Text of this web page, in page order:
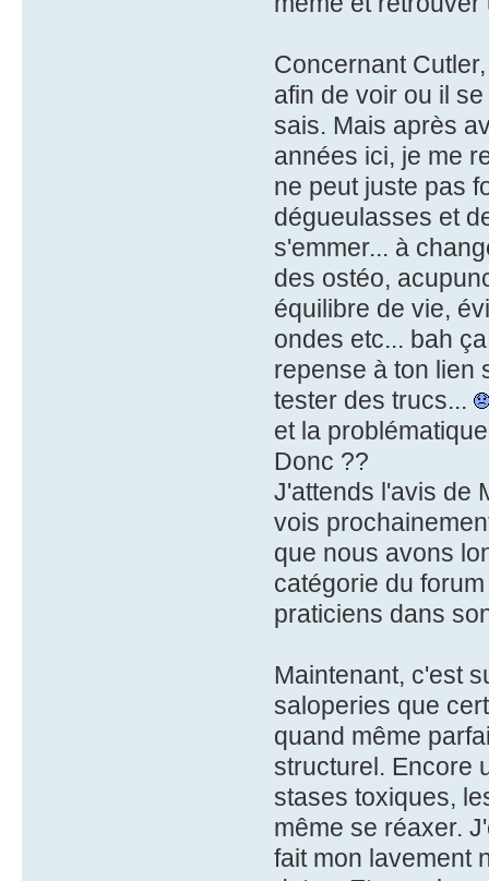
Concernant
afin de voir ou il
sais. Mais après
années ici, je me
ne peut juste pas
dégueulasses et
s'emmer... à
des ostéo,
équilibre de vie,
ondes etc... bah
repense à ton lien
tester des trucs...
et la
Donc ??
J'attends l'avis de
vois
que nous avons
catégorie du
praticiens dans
Maintenant, c'est
saloperies que
quand même
structurel. Encore
stases toxiques,
même se réaxer.
fait mon lavement